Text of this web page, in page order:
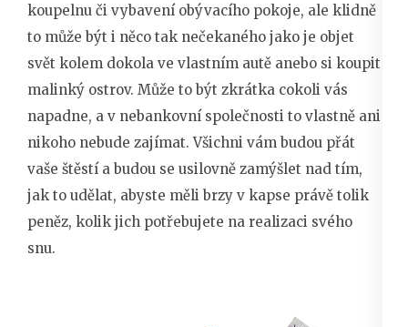
koupelnu či vybavení obývacího pokoje, ale klidně
to může být i něco tak nečekaného jako je objet
svět kolem dokola ve vlastním autě anebo si koupit
malinký ostrov. Může to být zkrátka cokoli vás
napadne, a v nebankovní společnosti to vlastně ani
nikoho nebude zajímat. Všichni vám budou přát
vaše štěstí a budou se usilovně zamýšlet nad tím,
jak to udělat, abyste měli brzy v kapse právě tolik
peněz, kolik jich potřebujete na realizaci svého
snu.